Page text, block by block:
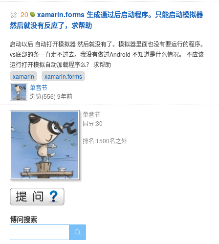
20
xamarin.forms 生成通过后启动程序。只能启动模拟器
然后就没有反应了，求帮助
启动以后 自动打开模拟器 然后就没有了。模拟器里面也没有要运行的程序。
vs底部的条一直走不过去。我没有做过Android 不知道是什么情况。 不应该
运行打开模拟自动加载程序么？ 求帮助
xamarin
xamarin.forms
单音节
浏览(556) 9年前
单音节
园豆:30
排名:1500名之外
博问搜索